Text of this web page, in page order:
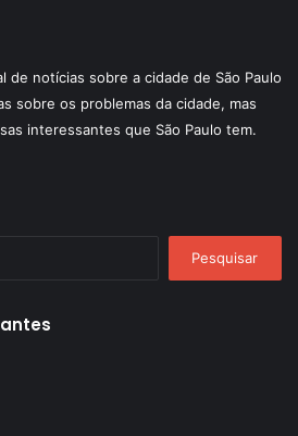
de notícias sobre a cidade de São Paulo
sobre os problemas da cidade, mas
interessantes que São Paulo tem.